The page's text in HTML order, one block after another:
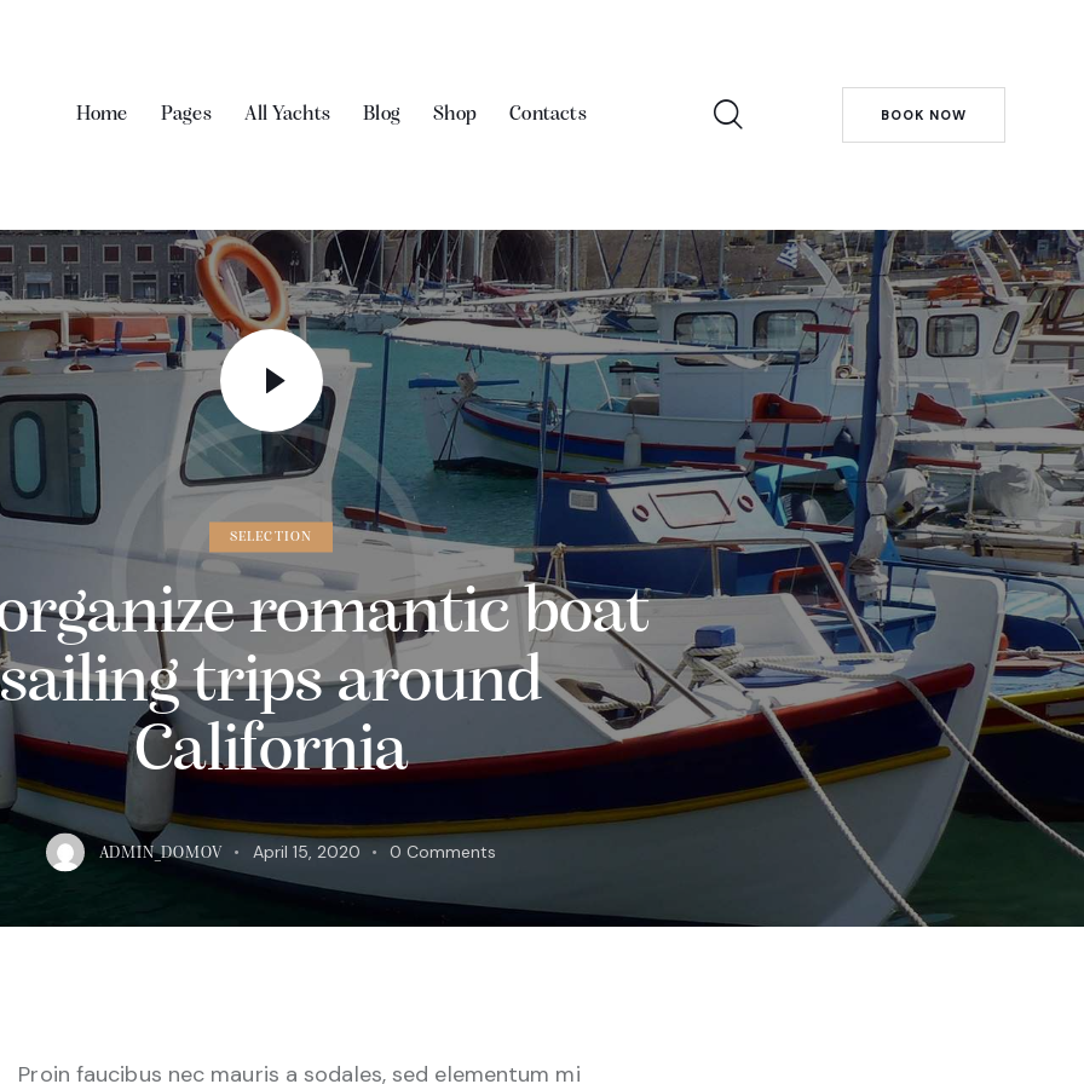
Home Pages All Yachts Blog Shop Contacts BOOK NOW
SELECTION
romantic boat
sailing trips around
California
ADMIN_DOMOV April 15, 2020 0 Comments
Proin faucibus nec mauris a sodales, sed elementum mi